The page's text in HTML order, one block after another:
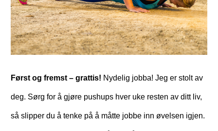
Først og fremst – grattis! Nydelig jobba! Jeg er stolt av
deg. Sørg for å gjøre pushups hver uke resten av ditt liv,
så slipper du å tenke på å måtte jobbe inn øvelsen igjen.